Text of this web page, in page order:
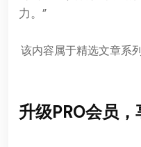
力。”
该内容属于精选文章系
升级PRO会员